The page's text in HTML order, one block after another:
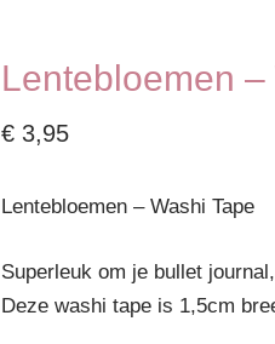
Lentebloemen –
€ 3,95
Lentebloemen – Washi Tape
Superleuk om je bullet
Deze washi tape is 1,5cm